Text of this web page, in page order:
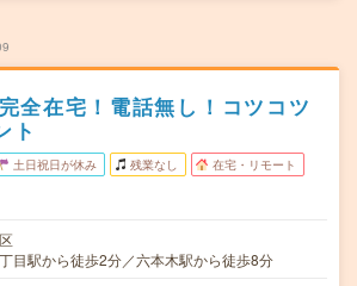
全在宅！電話無し！コツコツ
ト
土日祝日が休み 残業なし 在宅・リモート
目駅から徒歩2分／六本木駅から徒歩8分